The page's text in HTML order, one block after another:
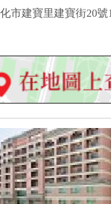
市建寶里建寶街20號